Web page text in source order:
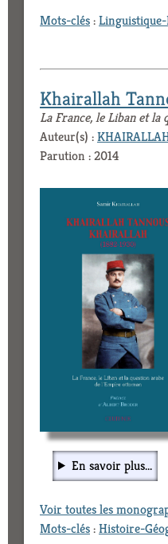
Mots-clés:
Khairallah
La France, le Liban et
Auteur(s) :
Parution : 2014
En savoir plus...
Voir toutes les
Mots-clés:Histoire-